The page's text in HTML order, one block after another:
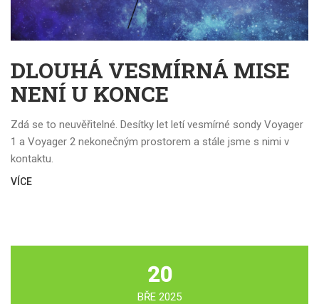
DLOUHÁ VESMÍRNÁ MISE
NENÍ U KONCE
Zdá se to neuvěřitelné. Desítky let letí vesmírné sondy Voyager
1 a Voyager 2 nekonečným prostorem a stále jsme s nimi v
kontaktu.
VÍCE
20
BŘE 2025